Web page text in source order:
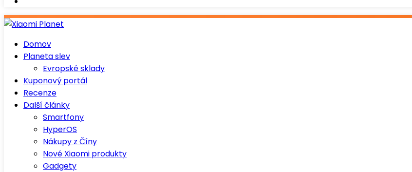
Domov
Planeta slev
Evropské sklady
Kuponový portál
Recenze
Další články
Smartfony
HyperOS
Nákupy z Číny
Nové Xiaomi produkty
Gadgety